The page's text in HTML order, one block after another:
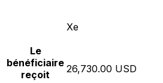
Xe
Le
bénéficiaire
reçoit
26,730.00 USD